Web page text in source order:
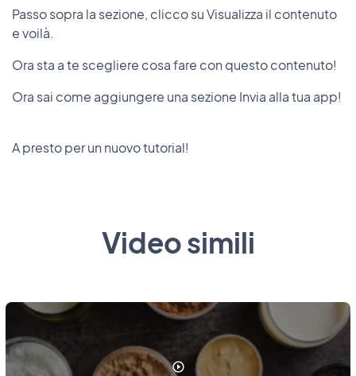
Passo sopra la sezione, clicco su Visualizza il contenuto
e voilà.
Ora sta a te scegliere cosa fare con questo contenuto!
Ora sai come aggiungere una sezione Invia alla tua app!
A presto per un nuovo tutorial!
Video simili